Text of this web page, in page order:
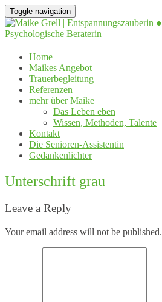
Toggle navigation
Home
Maikes Angebot
Trauerbegleitung
Referenzen
mehr über Maike
Das Leben eben
Wissen, Methoden, Talente
Kontakt
Die Senioren-Assistentin
Gedankenlichter
Unterschrift grau
Leave a Reply
Your email address will not be published.